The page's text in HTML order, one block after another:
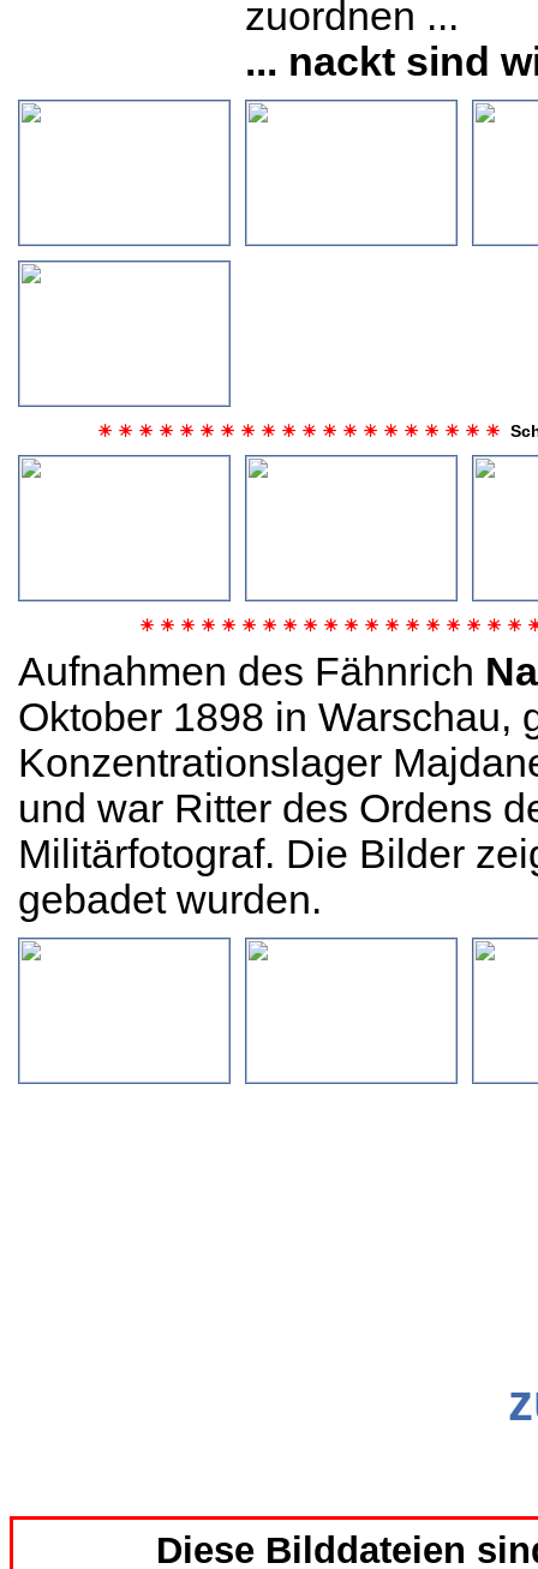
zuordnen ...
... nackt sind
☀ ☀ ☀ ☀ ☀ ☀ ☀ ☀ ☀ ☀ ☀ ☀ ☀ ☀ ☀ ☀ ☀ ☀ ☀ ☀
☀ ☀ ☀ ☀ ☀ ☀ ☀ ☀ ☀ ☀ ☀ ☀ ☀ ☀ ☀ ☀ ☀ ☀ ☀
Aufnahmen des Fähnrich
Oktober 1898 in Warschau,
Konzentrationslager
und war Ritter des Ordens
Militärfotograf. Die Bilder
gebadet wurden.
Diese Bilddateien